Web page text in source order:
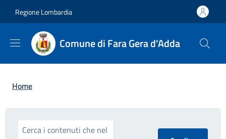
Regione Lombardia
Comune di Fara Gera d'Adda
Briciole di pane
Home
Cerca i contenuti che nel